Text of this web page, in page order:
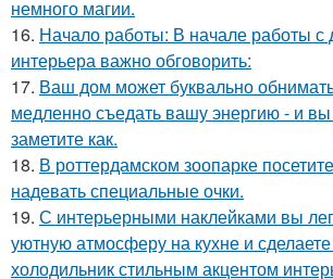
немного магии.
16. Начало работы: В начале работы с
интерьера важно обговорить:
17. Ваш дом может буквально
медленно съедать вашу энергию - и
заметите как.
18. В роттердамском зоопарке
надевать специальные очки.
19. С интерьерными наклейками вы
уютную атмосферу на кухне и
холодильник стильным акцентом